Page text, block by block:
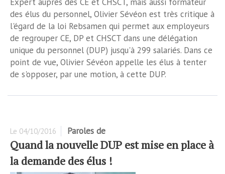
des élus du personnel, Olivier Sévéon est très critique à
l'égard de la loi Rebsamen qui permet aux employeurs
de regrouper CE, DP et CHSCT dans une délégation
unique du personnel (DUP) jusqu'à 299 salariés. Dans ce
point de vue, Olivier Sévéon appelle les élus à tenter
de s'opposer, par une motion, à cette DUP.
Le 04/10/2016 Paroles de
Quand la nouvelle DUP est mise en place à
la demande des élus !